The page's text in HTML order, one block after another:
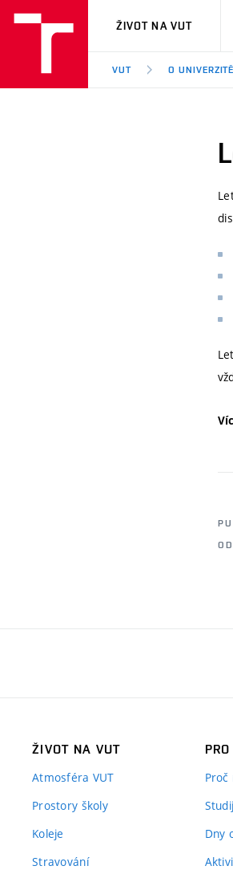
VUT
ŽIVOT NA VUT
VUT O UNIVERZITĚ
ŽIVOT NA VUT
Atmosféra VUT
Prostory školy
Koleje
Stravování
Proč
Dny